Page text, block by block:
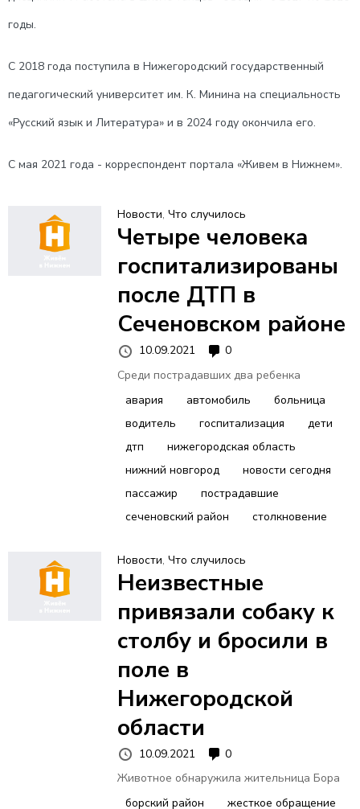
Ю
годы.
С 2018 года поступила в Нижегородский государственный
педагогический университет им. К. Минина на специальность
«Русский язык и Литература» и в 2024 году окончила его.
С мая 2021 года - корреспондент портала «Живем в Нижнем».
Новости, Что случилось
Четыре человека
госпитализированы
после ДТП в
Сеченовском районе
10.09.2021
0
Среди пострадавших два ребенка
авария
автомобиль
больница
водитель
госпитализация
дети
дтп
нижегородская область
нижний новгород
новости сегодня
пассажир
пострадавшие
сеченовский район
столкновение
Новости, Что случилось
Неизвестные
привязали собаку к
столбу и бросили в
поле в
Нижегородской
области
10.09.2021
0
Животное обнаружила жительница Бора
борский район
жесткое обращение